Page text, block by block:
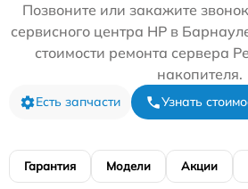
Позвоните или закажите
сервисного центра HP в
стоимости ремонта сервера
накопителя.
Есть запчасти Узнать
Гарантия Модели Акции